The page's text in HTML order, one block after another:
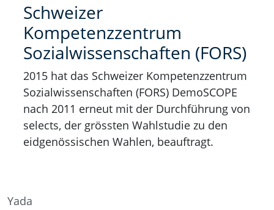
Schweizer
Kompetenzzentrum
Sozialwissenschaften (FORS)
2015 hat das Schweizer Kompetenzzentrum
Sozialwissenschaften (FORS) DemoSCOPE
nach 2011 erneut mit der Durchführung von
selects, der grössten Wahlstudie zu den
eidgenössischen Wahlen, beauftragt.
Yada